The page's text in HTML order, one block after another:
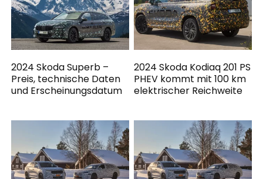
2024 Skoda Superb –
Preis, technische Daten
und Erscheinungsdatum
2024 Skoda Kodiaq 201 PS
PHEV kommt mit 100 km
elektrischer Reichweite